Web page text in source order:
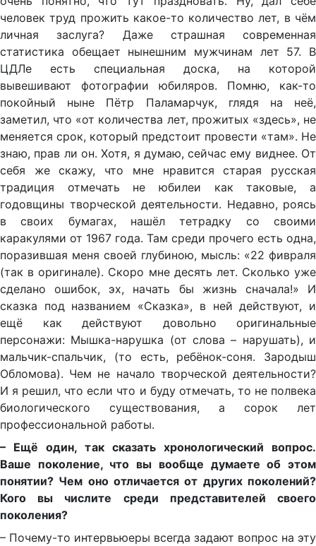
человек труд прожить какое-то количество лет, в чём
личная заслуга? Даже страшная современная
статистика обещает нынешним мужчинам лет 57. В
ЦДЛе есть специальная доска, на которой
вывешивают фотографии юбиляров. Помню, как-то
покойный ныне Пётр Паламарчук, глядя на неё,
заметил, что «от количества лет, прожитых «здесь», не
меняется срок, который предстоит провести «там». Не
знаю, прав ли он. Хотя, я думаю, сейчас ему виднее. От
себя же скажу, что мне нравится старая русская
традиция отмечать не юбилеи как таковые, а
годовщины творческой деятельности. Недавно, роясь
в своих бумагах, нашёл тетрадку со своими
каракулями от 1967 года. Там среди прочего есть одна,
поразившая меня своей глубиною, мысль: «22 фивраля
(так в оригинале). Скоро мне десять лет. Сколько уже
сделано ошибок, эх, начать бы жизнь сначала!» И
сказка под названием «Сказка», в ней действуют, и
ещё как действуют довольно оригинальные
персонажи: Мышка-нарушка (от слова – нарушать), и
мальчик-спальчик, (то есть, ребёнок-соня. Зародыш
Обломова). Чем не начало творческой деятельности?
И я решил, что если что и буду отмечать, то не полвека
биологического существования, а сорок лет
профессиональной работы.
– Ещё один, так сказать хронологический вопрос.
Ваше поколение, что вы вообще думаете об этом
понятии? Чем оно отличается от других поколений?
Кого вы числите среди представителей своего
поколения?
– Почему-то интервьюеры всегда задают вопрос на эту